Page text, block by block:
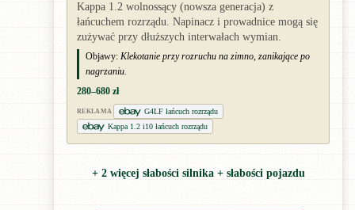
Kappa 1.2 wolnossący (nowsza generacja) z
łańcuchem rozrządu. Napinacz i prowadnice mogą się
zużywać przy dłuższych interwałach wymian.
Objawy: Klekotanie przy rozruchu na zimno, zanikające po
nagrzaniu.
280–680 zł
REKLAMA
G4LF łańcuch rozrządu
Kappa 1.2 i10 łańcuch rozrządu
+ 2 więcej słabości silnika + słabości pojazdu